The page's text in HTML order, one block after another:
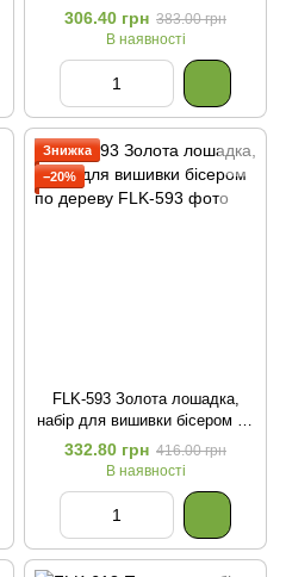
дереву
306.40 грн 383.00 грн
В наявності
Знижка
−20%
FLK-593 Золота лошадка,
набір для вишивки бісером по
дереву
332.80 грн 416.00 грн
В наявності